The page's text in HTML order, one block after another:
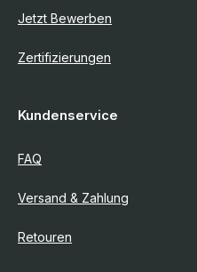
Jetzt Bewerben
Zertifizierungen
Kundenservice
FAQ
Versand & Zahlung
Retouren